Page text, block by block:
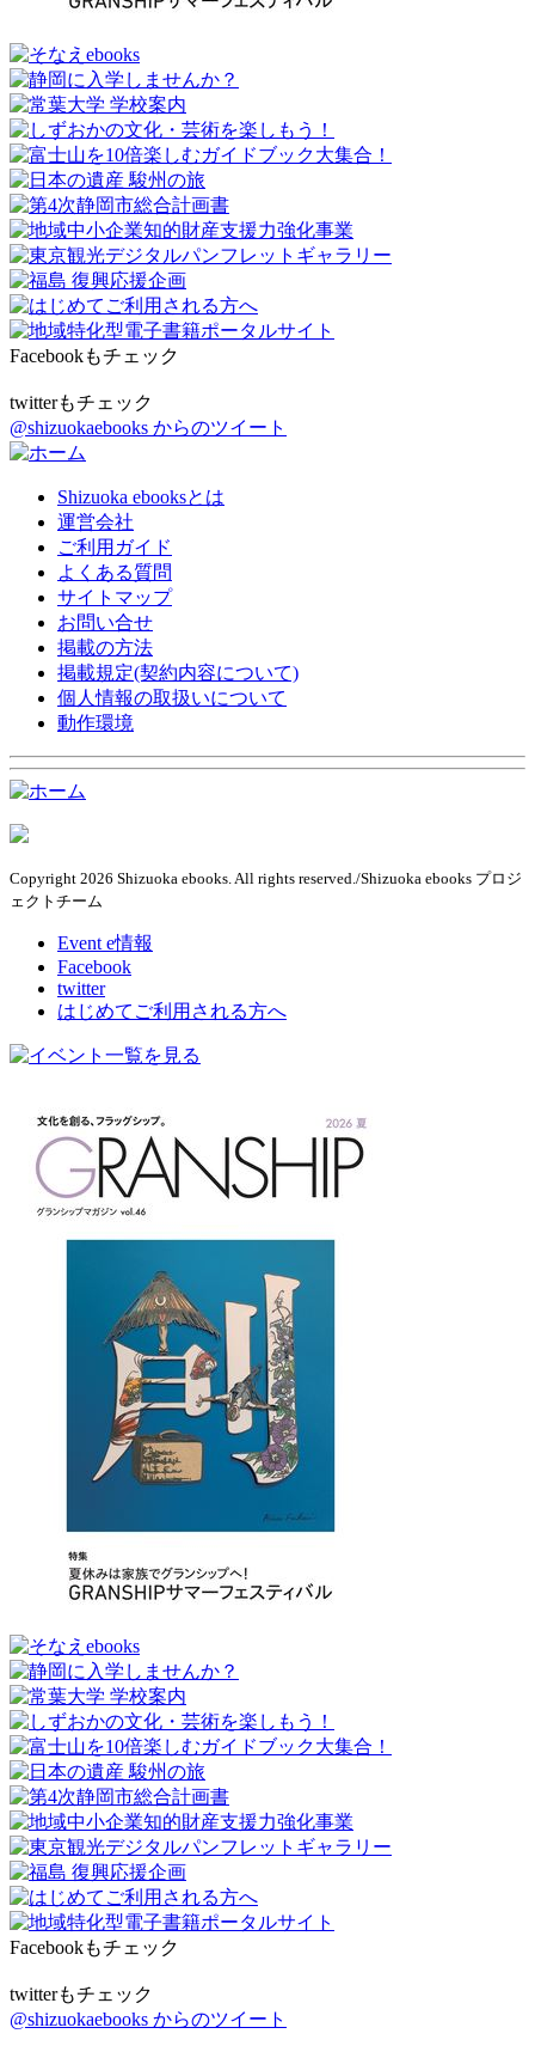
Facebookもチェック
twitterもチェック
@shizuokaebooks からのツイート
Shizuoka ebooksとは
運営会社
ご利用ガイド
よくある質問
サイトマップ
お問い合せ
掲載の方法
掲載規定(契約内容について)
個人情報の取扱いについて
動作環境
Copyright 2026 Shizuoka ebooks. All rights reserved./Shizuoka ebooks プロジ
ェクトチーム
Event e情報
Facebook
twitter
はじめてご利用される方へ
Facebookもチェック
twitterもチェック
@shizuokaebooks からのツイート